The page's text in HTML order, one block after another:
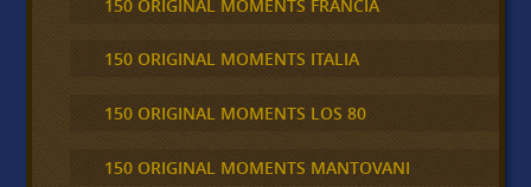
150 ORIGINAL MOMENTS FRANCIA
150 ORIGINAL MOMENTS ITALIA
150 ORIGINAL MOMENTS LOS 80
150 ORIGINAL MOMENTS MANTOVANI